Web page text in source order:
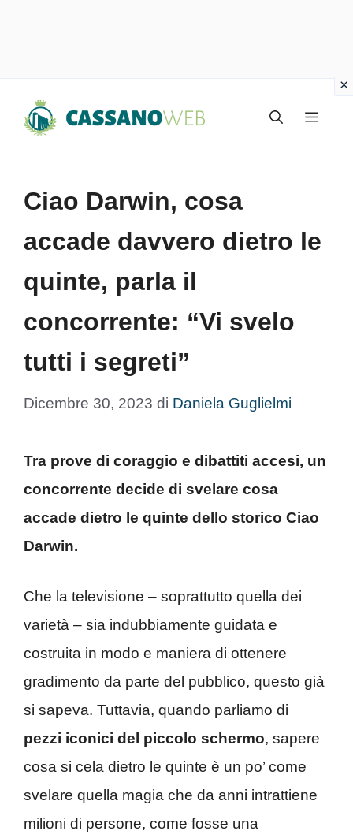
Menu
Ciao Darwin, cosa
accade davvero dietro le
quinte, parla il
concorrente: “Vi svelo
tutti i segreti”
Dicembre 30, 2023 di Daniela Guglielmi
Tra prove di coraggio e dibattiti accesi, un
concorrente decide di svelare cosa
accade dietro le quinte dello storico Ciao
Darwin.
Che la televisione – soprattutto quella dei
varietà – sia indubbiamente guidata e
costruita in modo e maniera di ottenere
gradimento da parte del pubblico, questo già
si sapeva. Tuttavia, quando parliamo di
pezzi iconici del piccolo schermo, sapere
cosa si cela dietro le quinte è un po’ come
svelare quella magia che da anni intrattiene
milioni di persone, come fosse una